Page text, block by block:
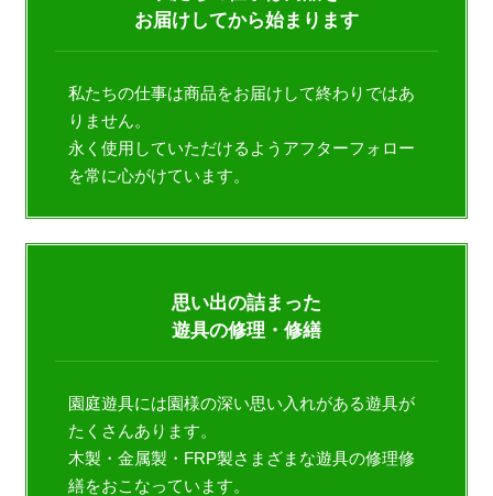
お届けしてから始まります
私たちの仕事は商品をお届けして終わりではあ
りません。
​​​​​​​永く使用していただけるようアフターフォロー
を常に心がけています。
思い出の詰まった
遊具の修理・修繕
園庭遊具には園様の深い思い入れがある遊具が
たくさんあります。
木製・金属製・FRP製さまざまな遊具の修理修
繕をおこなっています。